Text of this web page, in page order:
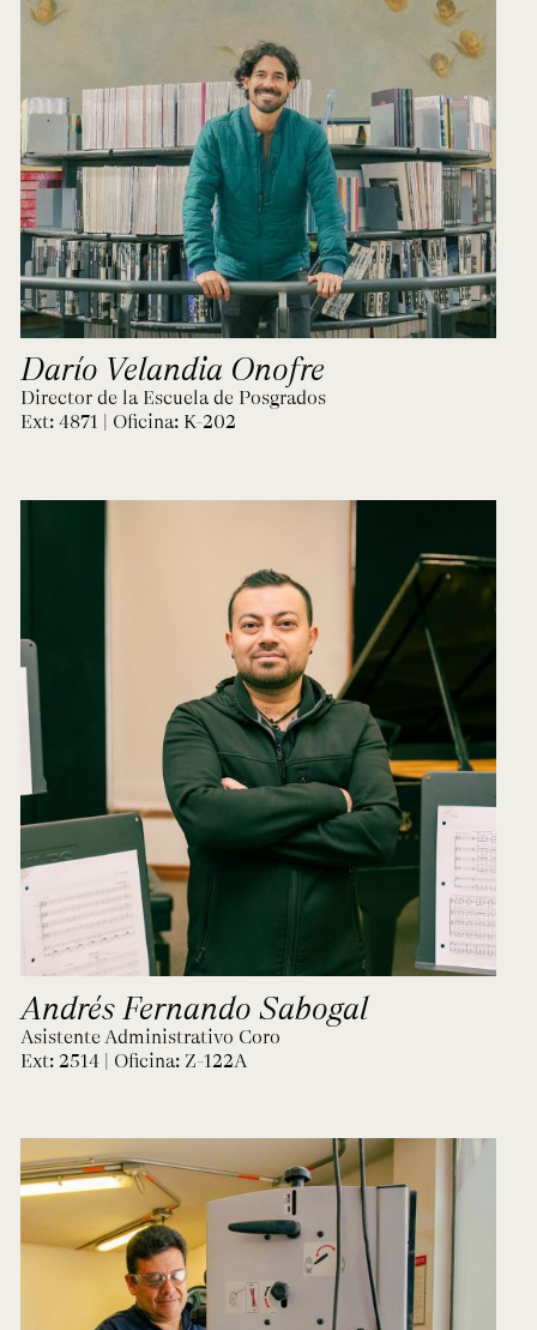
Darío Velandia Onofre
Director de la Escuela de Posgrados
Ext: 4871 | Oficina: K-202
Andrés Fernando Sabogal
Asistente Administrativo Coro
Ext: 2514 | Oficina: Z-122A